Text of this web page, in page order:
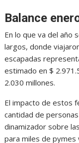
Balance
En lo que va del año
largos, donde
escapadas
estimado en $
2.030 millones.
El impacto de estos
cantidad de
dinamizador sobre
para miles de pymes